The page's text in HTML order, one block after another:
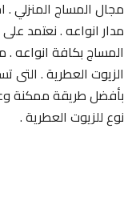
مجال المساج المنزلي
مدار انواعه . نعتمد
المساج بكافة انواعه .
الزيوت العطرية .
بأفضل طريقة ممكنة
نوع للزيوت العطرية .